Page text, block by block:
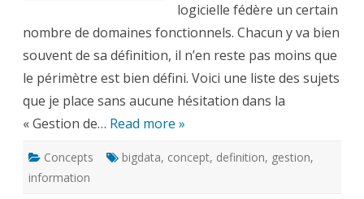
logicielle fédère un certain
nombre de domaines fonctionnels. Chacun y va bien
souvent de sa définition, il n’en reste pas moins que
le périmètre est bien défini. Voici une liste des sujets
que je place sans aucune hésitation dans la
« Gestion de… Read more »
Concepts bigdata, concept, definition, gestion,
information